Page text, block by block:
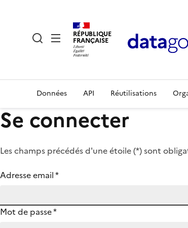
RÉPUBLIQUE
FRANÇAISE
Données API Réutilisations
Se connecter
Les champs précédés d'une étoile (*) sont
Adresse email*
Mot de passe*